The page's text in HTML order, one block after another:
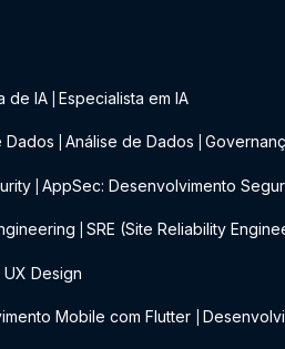
de IA Especialista em IA
Dados Análise de Dados
AppSec: Desenvolvimento
SRE (Site Reliability
UX Design
Mobile com Flutter